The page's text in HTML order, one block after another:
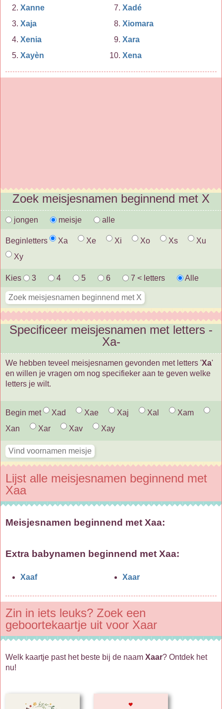
Xanne
Xaja
Xenia
Xayèn
Xadé
Xiomara
Xara
Xena
Zoek meisjesnamen beginnend met X
jongen meisje alle
Beginletters Xa Xe Xi Xo Xs
Xu
Xy
Kies 3 4 5 6 7 < letters Alle
Specificeer meisjesnamen met letters -
Xa-
We hebben teveel meisjesnamen gevonden met letters 'Xa'
en willen je vragen om nog specifieker aan te geven welke
letters je wilt.
Begin met Xad Xae Xaj Xal
Xam
Xan
Xar Xav Xay
Lijst alle meisjesnamen beginnend met
Xaa
Meisjesnamen beginnend met Xaa:
Extra babynamen beginnend met Xaa:
Xaaf Xaar
Zin in iets leuks? Zoek een
geboortekaartje uit voor Xaar
Welk kaartje past het beste bij de naam Xaar? Ontdek het
nu!